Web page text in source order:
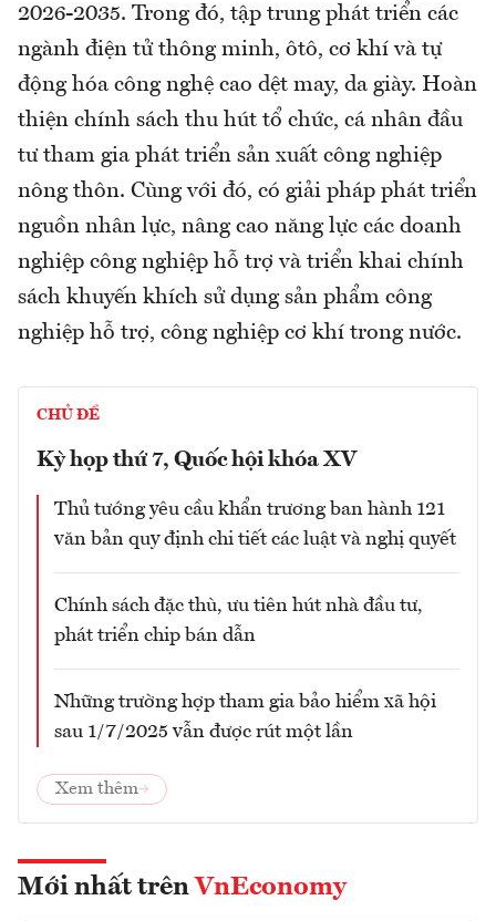
2026-2035. Trong đó, tập trung phát triển các
ngành điện tử thông minh, ôtô, cơ khí và tự
động hóa công nghệ cao dệt may, da giày. Hoàn
thiện chính sách thu hút tổ chức, cá nhân đầu
tư tham gia phát triển sản xuất công nghiệp
nông thôn. Cùng với đó, có giải pháp phát triển
nguồn nhân lực, nâng cao năng lực các doanh
nghiệp công nghiệp hỗ trợ và triển khai chính
sách khuyến khích sử dụng sản phẩm công
nghiệp hỗ trợ, công nghiệp cơ khí trong nước.
CHỦ ĐỀ
Kỳ họp thứ 7, Quốc hội khóa XV
Thủ tướng yêu cầu khẩn trương ban hành 121
văn bản quy định chi tiết các luật và nghị quyết
Chính sách đặc thù, ưu tiên hút nhà đầu tư,
phát triển chip bán dẫn
Những trường hợp tham gia bảo hiểm xã hội
sau 1/7/2025 vẫn được rút một lần
Xem thêm
Mới nhất trên VnEconomy